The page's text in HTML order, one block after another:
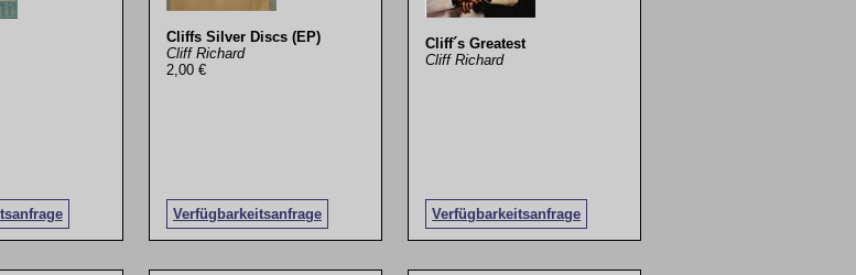
Cliffs Silver Discs (EP)
Cliff Richard
2,00 €
Verfügbarkeitsanfrage
Cliff´s Greatest
Cliff Richard
Verfügbarkeitsanfrage